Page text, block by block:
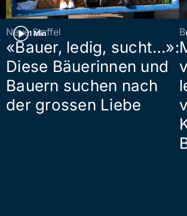
1 Min
Neue Staffel
«Bauer, ledig, sucht…»:
Diese Bäuerinnen und
Bauern suchen nach
der grossen Liebe